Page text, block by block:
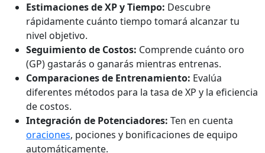
Estimaciones de XP y Tiempo: Descubre
rápidamente cuánto tiempo tomará alcanzar tu
nivel objetivo.
Seguimiento de Costos: Comprende cuánto oro
(GP) gastarás o ganarás mientras entrenas.
Comparaciones de Entrenamiento: Evalúa
diferentes métodos para la tasa de XP y la eficiencia
de costos.
Integración de Potenciadores: Ten en cuenta
oraciones, pociones y bonificaciones de equipo
automáticamente.